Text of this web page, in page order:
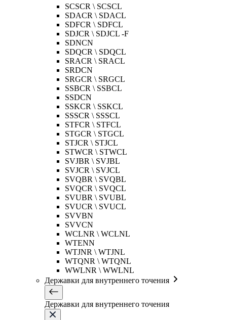
SCSCR \ SCSCL
SDACR \ SDACL
SDFCR \ SDFCL
SDJCR \ SDJCL -F
SDNCN
SDQCR \ SDQCL
SRACR \ SRACL
SRDCN
SRGCR \ SRGCL
SSBCR \ SSBCL
SSDCN
SSKCR \ SSKCL
SSSCR \ SSSCL
STFCR \ STFCL
STGCR \ STGCL
STJCR \ STJCL
STWCR \ STWCL
SVJBR \ SVJBL
SVJCR \ SVJCL
SVQBR \ SVQBL
SVQCR \ SVQCL
SVUBR \ SVUBL
SVUCR \ SVUCL
SVVBN
SVVCN
WCLNR \ WCLNL
WTENN
WTJNR \ WTJNL
WTQNR \ WTQNL
WWLNR \ WWLNL
Державки для внутреннего точения
Державки для внутреннего точения